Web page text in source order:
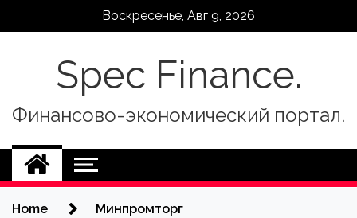
Воскресенье, Авг 9, 2026
Spec Finance.
Финансово-экономический портал.
Home Минпромторг